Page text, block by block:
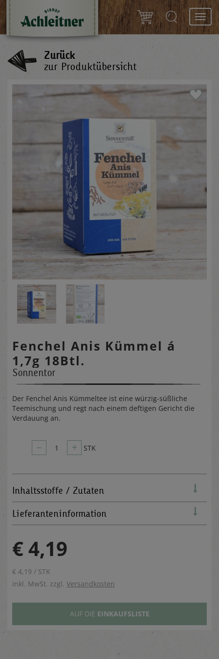
Zurück
zur Produktübersicht
Fenchel Anis Kümmel á
1,7g 18Btl.
Sonnentor
Der Fenchel Anis Kümmeltee ist eine würzig-süßliche
Teemischung und regt nach einem deftigen Gericht die
Verdauung an.
– 1 + STK
Inhaltsstoffe / Zutaten
Lieferanteninformation
€ 4,19
€ 4,19 / STK
inkl. MwSt. zzgl. Versandkosten
AUF DIE EINKAUFSLISTE